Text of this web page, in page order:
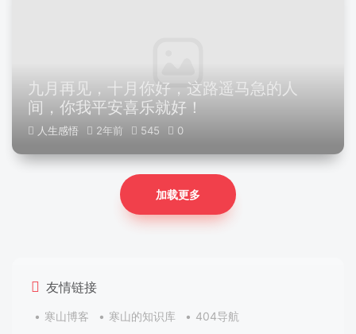
九月再见，十月你好，这路遥马急的人
间，你我平安喜乐就好！
人生感悟 2年前 545 0
加载更多
友情链接
寒山博客 寒山的知识库
404导航